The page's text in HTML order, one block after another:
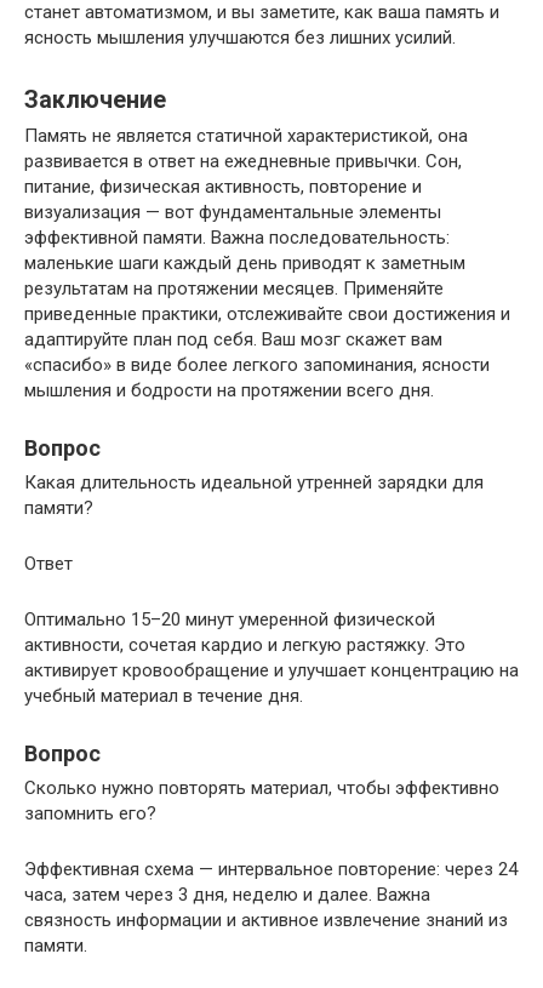
станет автоматизмом, и вы заметите, как ваша память и
ясность мышления улучшаются без лишних усилий.
Заключение
Память не является статичной характеристикой, она
развивается в ответ на ежедневные привычки. Сон,
питание, физическая активность, повторение и
визуализация — вот фундаментальные элементы
эффективной памяти. Важна последовательность:
маленькие шаги каждый день приводят к заметным
результатам на протяжении месяцев. Применяйте
приведенные практики, отслеживайте свои достижения и
адаптируйте план под себя. Ваш мозг скажет вам
«спасибо» в виде более легкого запоминания, ясности
мышления и бодрости на протяжении всего дня.
Вопрос
Какая длительность идеальной утренней зарядки для
памяти?
Ответ
Оптимально 15–20 минут умеренной физической
активности, сочетая кардио и легкую растяжку. Это
активирует кровообращение и улучшает концентрацию на
учебный материал в течение дня.
Вопрос
Сколько нужно повторять материал, чтобы эффективно
запомнить его?
Эффективная схема — интервальное повторение: через 24
часа, затем через 3 дня, неделю и далее. Важна
связность информации и активное извлечение знаний из
памяти.